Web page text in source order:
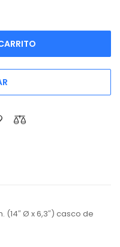
(14″ Ø x 6,3″) casco de